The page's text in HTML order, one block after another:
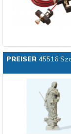
PREISER45516